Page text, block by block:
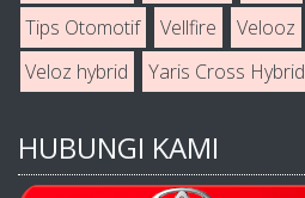
Tips Otomotif
Vellfire Velooz
Veloz hybrid
Yaris Cross Hybrid
HUBUNGI KAMI